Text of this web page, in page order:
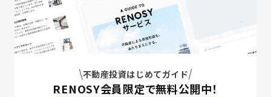
不動産投資はじめてガイド
RENOSY会員限定で無料公開中！